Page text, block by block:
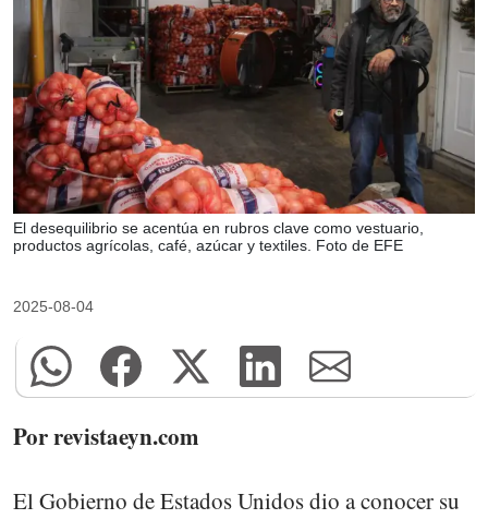
El desequilibrio se acentúa en rubros clave como vestuario,
productos agrícolas, café, azúcar y textiles. Foto de EFE
2025-08-04
Por revistaeyn.com
El Gobierno de Estados Unidos dio a conocer su